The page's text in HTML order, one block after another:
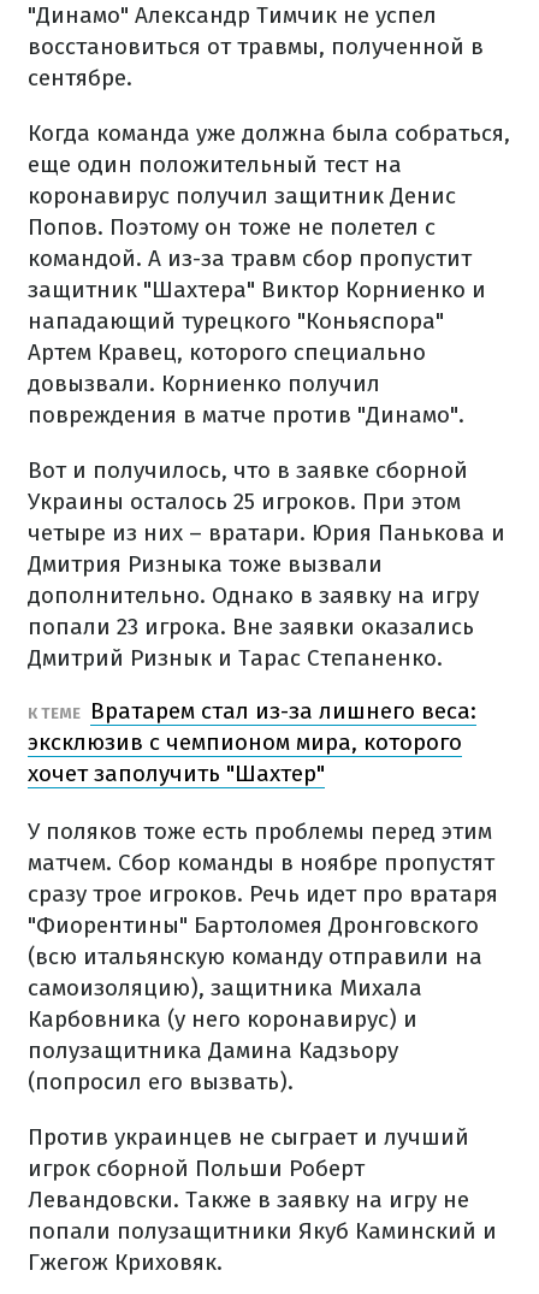
"Динамо" Александр Тимчик не успел
восстановиться от травмы, полученной в
сентябре.
Когда команда уже должна была собраться,
еще один положительный тест на
коронавирус получил защитник Денис
Попов. Поэтому он тоже не полетел с
командой. А из-за травм сбор пропустит
защитник "Шахтера" Виктор Корниенко и
нападающий турецкого "Коньяспора"
Артем Кравец, которого специально
довызвали. Корниенко получил
повреждения в матче против "Динамо".
Вот и получилось, что в заявке сборной
Украины осталось 25 игроков. При этом
четыре из них – вратари. Юрия Панькова и
Дмитрия Ризныка тоже вызвали
дополнительно. Однако в заявку на игру
попали 23 игрока. Вне заявки оказались
Дмитрий Ризнык и Тарас Степаненко.
К ТЕМЕ
Вратарем стал из-за лишнего веса:
эксклюзив с чемпионом мира, которого
хочет заполучить "Шахтер"
У поляков тоже есть проблемы перед этим
матчем. Сбор команды в ноябре пропустят
сразу трое игроков. Речь идет про вратаря
"Фиорентины" Бартоломея Дронговского
(всю итальянскую команду отправили на
самоизоляцию), защитника Михала
Карбовника (у него коронавирус) и
полузащитника Дамина Кадзьору
(попросил его вызвать).
Против украинцев не сыграет и лучший
игрок сборной Польши Роберт
Левандовски. Также в заявку на игру не
попали полузащитники Якуб Каминский и
Гжегож Криховяк.